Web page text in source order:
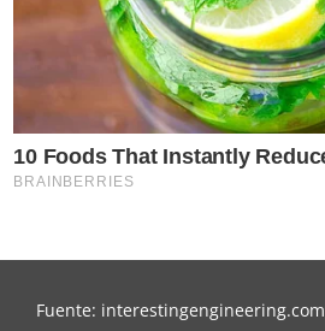
Fuente: interestingengineering.com